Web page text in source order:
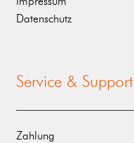
Datenschutz
Service & Support
Zahlung